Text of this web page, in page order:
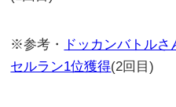
※参考・
ドッカンバトル
セルラン1位獲得(2回目)